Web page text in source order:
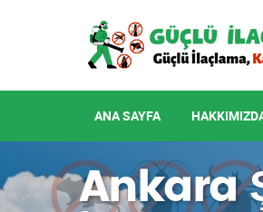
ANA SAYFA
Ankara